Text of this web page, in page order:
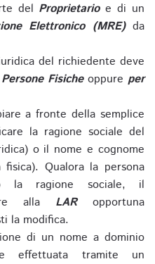
del Proprietarioe di un
Elettronico (MRE)da
del richiedente deve
Fisicheoppure per
a fronte della semplice
la ragione sociale del
o il nome e cognome
Qualora la persona
la ragione sociale, il
alla LARopportuna
la modifica.
di un nome a dominio
effettuata tramite un